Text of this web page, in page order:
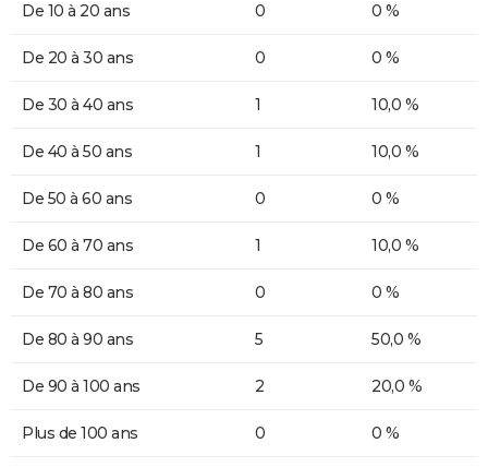
De 10 à 20 ans 0 0 %
De 20 à 30 ans 0 0 %
De 30 à 40 ans 1 10,0 %
De 40 à 50 ans 1 10,0 %
De 50 à 60 ans 0 0 %
De 60 à 70 ans 1 10,0 %
De 70 à 80 ans 0 0 %
De 80 à 90 ans 5 50,0 %
De 90 à 100 ans 2 20,0 %
Plus de 100 ans 0 0 %